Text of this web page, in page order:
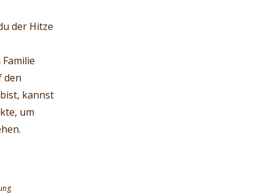
der Hitze
den
kannst
um